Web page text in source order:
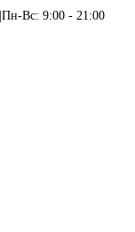
Пн-Вс: 9:00 - 21:00